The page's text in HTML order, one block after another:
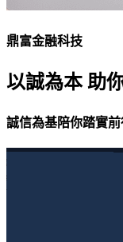
鼎富金融科技
以誠為本 助
誠信為基陪你踏實